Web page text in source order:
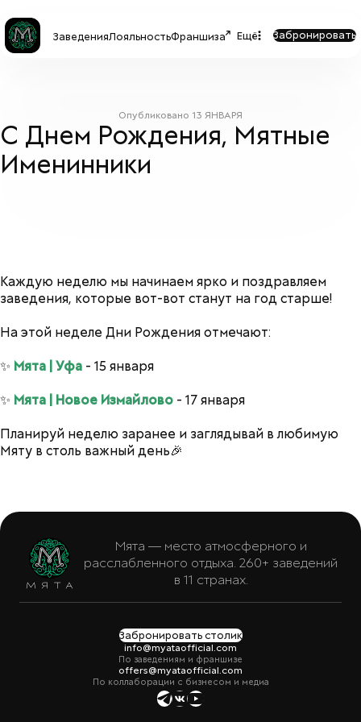
ЗаведенияЛояльностьФраншиза Ещё Забронировать
Опубликовано 13 ЯНВАРЯ
С Днем Рождения, Мятные
Именинники
Каждую неделю мы начинаем ярко и поздравляем
заведения, которые вот-вот станут на год старше!
На этой неделе Дни Рождения отмечают:
✨ Мята | Уфа - 15 января
✨ Мята | Новое Измайлово - 17 января
Планируй неделю заранее и заглядывай в любимую
Мяту в столь важный день🎉
Мята — место атмосферного и
расслабленного отдыха. 260+ заведений
в 11 странах.
Забронировать столик
info@myataofficial.com
По заведениям и франшизе
offers@myataofficial.com
По коллаборации с бизнесом и медиа